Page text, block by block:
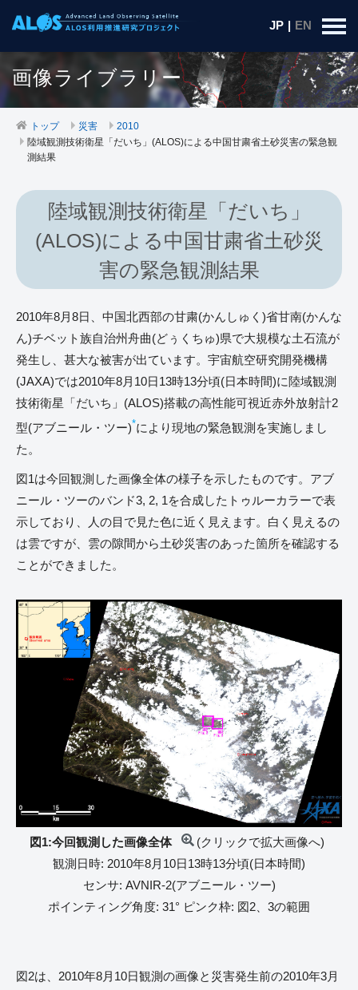
JP | EN
画像ライブラリー
トップ 災害
2010
陸域観測技術衛星「だいち」(ALOS)による中国甘粛省土砂災害の緊急観
測結果
陸域観測技術衛星「だいち」
(ALOS)による中国甘粛省土砂災
害の緊急観測結果
2010年8月8日、中国北西部の甘粛(かんしゅく)省甘南(かんな
ん)チベット族自治州舟曲(どぅくちゅ)県で大規模な土石流が
発生し、甚大な被害が出ています。宇宙航空研究開発機構
(JAXA)では2010年8月10日13時13分頃(日本時間)に陸域観測
技術衛星「だいち」(ALOS)搭載の高性能可視近赤外放射計2
型(アブニール・ツー)*により現地の緊急観測を実施しまし
た。
図1は今回観測した画像全体の様子を示したものです。アブ
ニール・ツーのバンド3, 2, 1を合成したトゥルーカラーで表
示しており、人の目で見た色に近く見えます。白く見えるの
は雲ですが、雲の隙間から土砂災害のあった箇所を確認する
ことができました。
図1:今回観測した画像全体
(クリックで拡大画像へ)
観測日時: 2010年8月10日13時13分頃(日本時間)
センサ: AVNIR-2(アブニール・ツー)
ポインティング角度: 31° ピンク枠: 図2、3の範囲
図2は、2010年8月10日観測の画像と災害発生前の2010年3月